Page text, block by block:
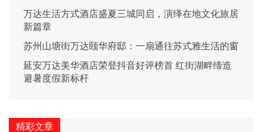
万达生活方式酒店盛夏三城同启，演绎在地文化旅居
新篇章
苏州山塘街万达颐华府邸：一扇通往苏式雅生活的窗
延安万达美华酒店荣登抖音好评榜首 红街湖畔缔造
避暑度假新标杆
精彩文章